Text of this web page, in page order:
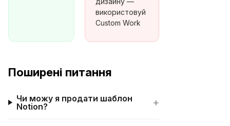
використовуй
Custom Work
Поширені питання
Чи можу я продати шаблон
Notion?
+